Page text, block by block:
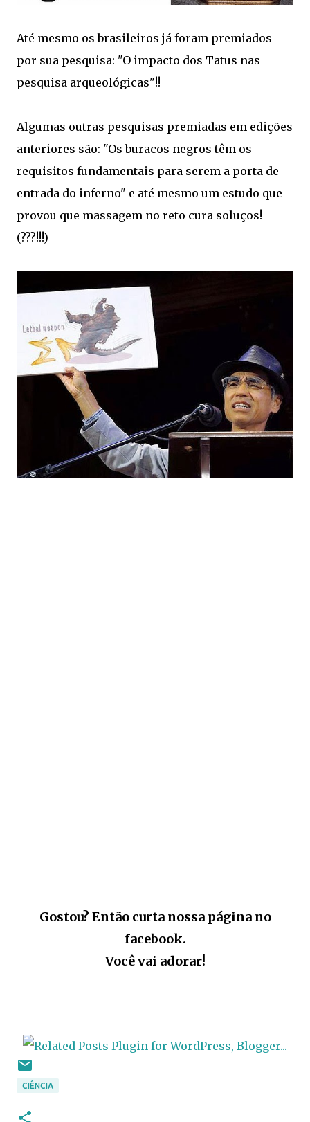
Até mesmo os brasileiros já foram premiados
por sua pesquisa: "O impacto dos Tatus nas
pesquisa arqueológicas"!!
Algumas outras pesquisas premiadas em edições
anteriores são: "Os buracos negros têm os
requisitos fundamentais para serem a porta de
entrada do inferno" e até mesmo um estudo que
provou que massagem no reto cura soluços!
(???!!!)
Gostou? Então curta nossa página no
facebook.
Você vai adorar!
CIÊNCIA